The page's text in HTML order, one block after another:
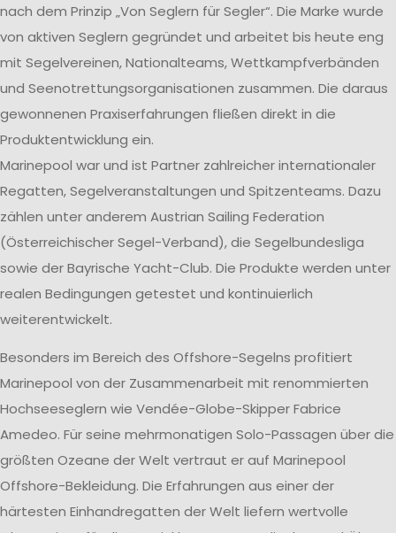
nach dem Prinzip „Von Seglern für Segler“. Die Marke wurde
von aktiven Seglern gegründet und arbeitet bis heute eng
mit Segelvereinen, Nationalteams, Wettkampfverbänden
und Seenotrettungsorganisationen zusammen. Die daraus
gewonnenen Praxiserfahrungen fließen direkt in die
Produktentwicklung ein.
Marinepool war und ist Partner zahlreicher internationaler
Regatten, Segelveranstaltungen und Spitzenteams. Dazu
zählen unter anderem Austrian Sailing Federation
(Österreichischer Segel-Verband), die Segelbundesliga
sowie der Bayrische Yacht-Club. Die Produkte werden unter
realen Bedingungen getestet und kontinuierlich
weiterentwickelt.
Besonders im Bereich des Offshore-Segelns profitiert
Marinepool von der Zusammenarbeit mit renommierten
Hochseeseglern wie Vendée-Globe-Skipper Fabrice
Amedeo. Für seine mehrmonatigen Solo-Passagen über die
größten Ozeane der Welt vertraut er auf Marinepool
Offshore-Bekleidung. Die Erfahrungen aus einer der
härtesten Einhandregatten der Welt liefern wertvolle